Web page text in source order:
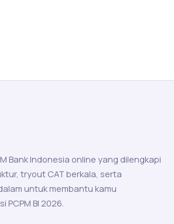
Bank Indonesia online yang dilengkapi
tryout CAT berkala, serta
untuk membantu kamu
PCPM BI 2026.